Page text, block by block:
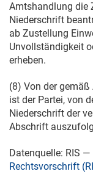
Amtshandlung die
Niederschrift
ab Zustellung
Unvollständigkeit
erheben.
(8) Von der
ist der Partei, von
Niederschrift der
Abschrift
Datenquelle: RIS —
Rechtsvorschrift